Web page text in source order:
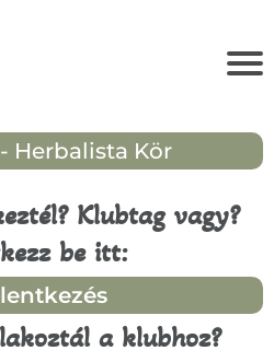
Herbalista Kör
Klubtag vagy?
be itt:
a klubhoz?